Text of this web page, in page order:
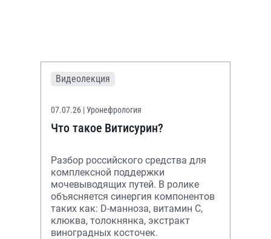
Видеолекция
07.07.26 | Уронефрология
Что такое Витисурин?
Разбор российского средства для
комплексной поддержки
мочевыводящих путей. В ролике
объясняется синергия компонентов
таких как: D-манноза, витамин С,
клюква, толокнянка, экстракт
виноградных косточек.